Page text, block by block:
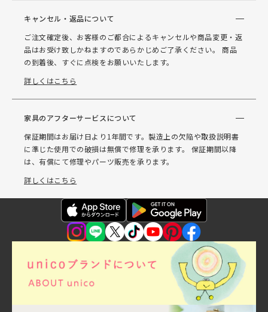
キャンセル・返品について
ご注文確定後、お客様のご都合によるキャンセルや商品変更・返
品はお受け致しかねますのであらかじめご了承ください。 商品
の到着後、すぐに点検をお願いいたします。
詳しくはこちら
家具のアフターサービスについて
保証期間はお届け日より1年間です。製造上の欠陥や取扱説明書
に準じた使用での破損は無償で修理を承ります。 保証期間以降
は、有償にて修理やパーツ販売を承ります。
詳しくはこちら